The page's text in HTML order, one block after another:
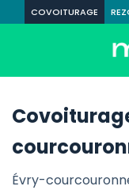
COVOITURAGE
Évry-